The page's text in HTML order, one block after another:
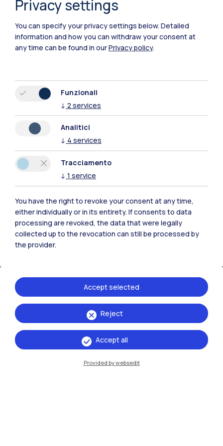
IT EN
Milano Bovisa
Cremona
Mantova
Piacenza
Xi'an
Naviga il sito
Privacy settings
You can specify your privacy settings below. Detailed
information and how you can withdraw your consent at
any time can be found in ourPrivacy policy.
Funzionali
↓ 2 services
Analitici
↓ 4 services
Tracciamento
↓ 1 service
You have the right to revoke your consent at any time,
either individually or in its entirety. If consents to data
processing are revoked, the data that were legally
collected up to the revocation can still be processed by
the provider.
Reject
Accept selected
Accept all
Provided by websedit